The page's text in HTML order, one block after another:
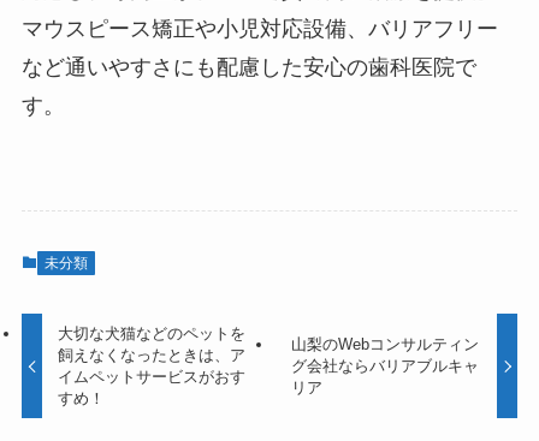
マウスピース矯正や小児対応設備、バリアフリー
など通いやすさにも配慮した安心の歯科医院で
す。
未分類
大切な犬猫などのペットを
飼えなくなったときは、ア
イムペットサービスがおす
すめ！
山梨のWebコンサルティン
グ会社ならバリアブルキャ
リア